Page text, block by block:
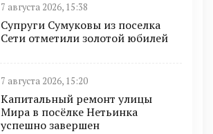
7 августа 2026, 15:38
Супруги Сумуковы из поселка
Сети отметили золотой юбилей
7 августа 2026, 15:20
Капитальный ремонт улицы
Мира в посёлке Нетьинка
успешно завершен